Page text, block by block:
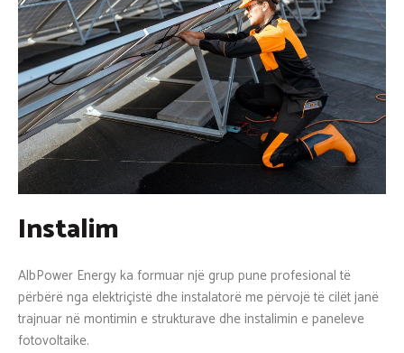
Instalim
AlbPower Energy ka formuar një grup pune profesional të
përbërë nga elektriçistë dhe instalatorë me përvojë të cilët janë
trajnuar në montimin e strukturave dhe instalimin e paneleve
fotovoltaike.